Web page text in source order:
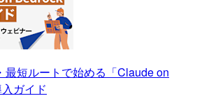
最短ルートで始める「Claude on
ガイド